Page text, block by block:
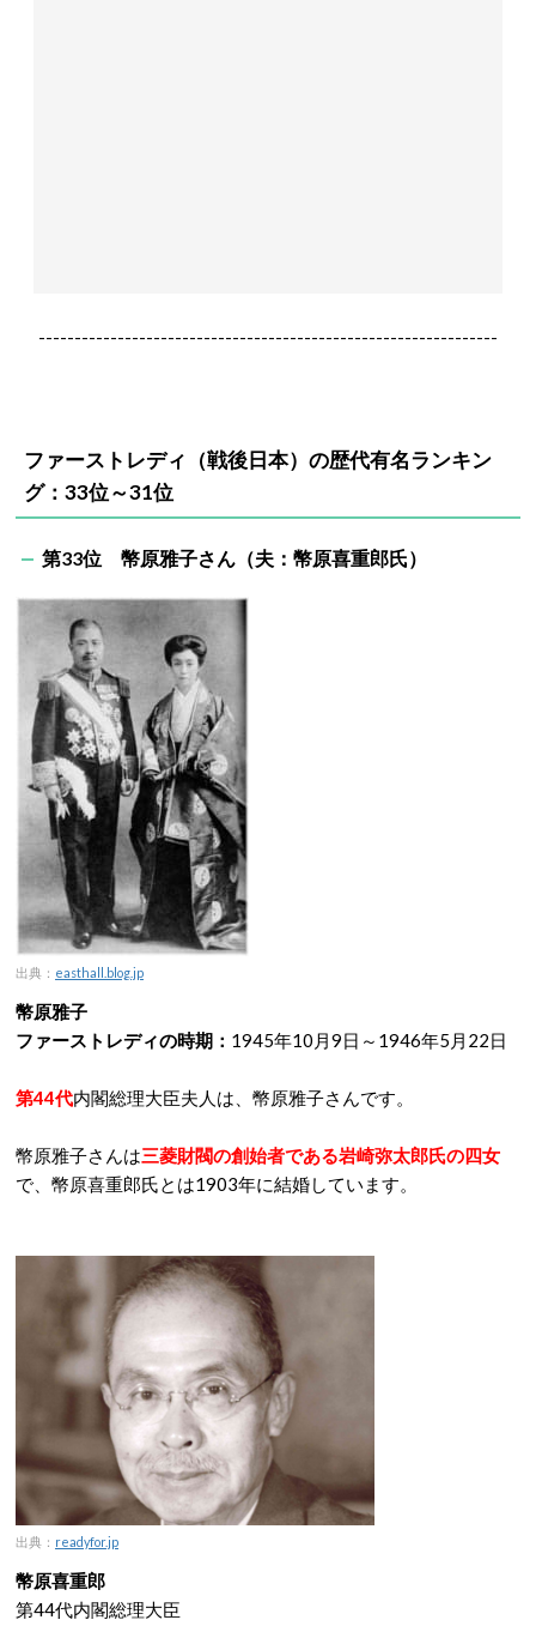
----------------------------------------------------------------
ファーストレディ（戦後日本）の歴代有名ランキン
グ：33位～31位
第33位 幣原雅子さん（夫：幣原喜重郎氏）
出典： easthall.blog.jp
幣原雅子
ファーストレディの時期： 1945年10月9日～1946年5月22日
第44代内閣総理大臣夫人は、幣原雅子さんです。
幣原雅子さんは三菱財閥の創始者である岩崎弥太郎氏の四女
で、幣原喜重郎氏とは1903年に結婚しています。
出典： readyfor.jp
幣原喜重郎
第44代内閣総理大臣